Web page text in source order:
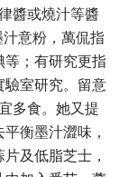
醬或燒汁等醬
意粉，萬侃指
等；有研究更指
驗室研究。留意
多食。她又提
衡墨汁澀味，
及低脂芝士，